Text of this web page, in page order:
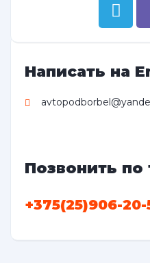
Написать на
Позвонить
+375(25)906-20-